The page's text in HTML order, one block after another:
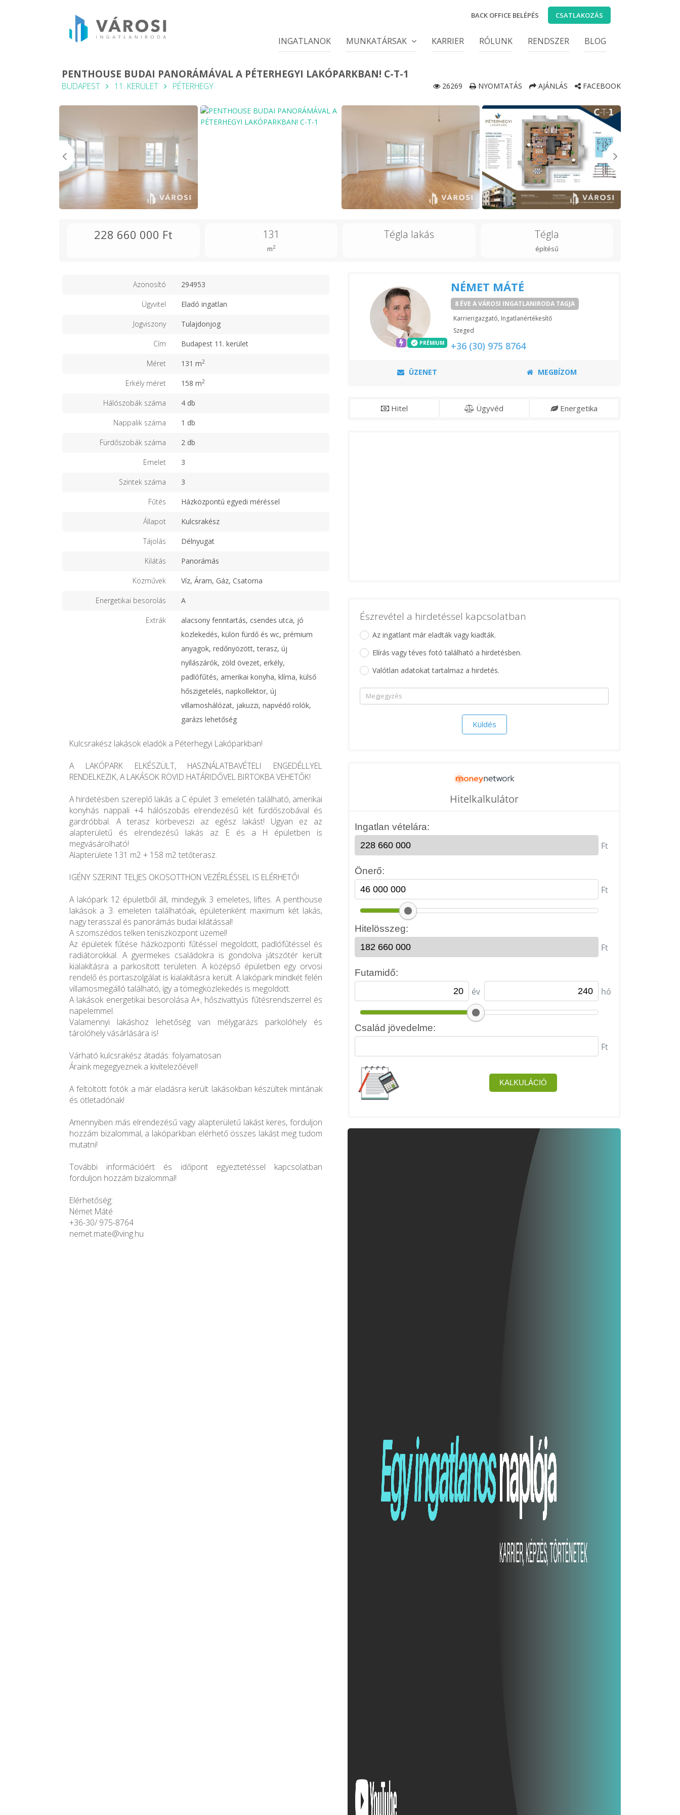
BACK OFFICE BELÉPÉS CSATLAKOZÁS
INGATLANOK MUNKATÁRSAK KARRIER RÓLUNK RENDSZER BLOG
PENTHOUSE BUDAI PANORÁMÁVAL A PÉTERHEGYI LAKÓPARKBAN! C-T-1
BUDAPEST 11. KERÜLET PÉTERHEGY 26269 NYOMTATÁS AJÁNLÁS FACEBOOK
228 660 000 Ft 131
m2
Tégla lakás Tégla
építésű
Azonosító 294953
Ügyvitel Eladó ingatlan
Jogviszony Tulajdonjog
Cím Budapest 11. kerület
Méret 131 m2
Erkély méret 158 m2
Hálószobák száma 4 db
Nappalik száma 1 db
Fürdőszobák száma 2 db
Emelet 3
Szintek száma 3
Fűtés Házközpontú egyedi méréssel
Állapot Kulcsrakész
Tájolás Délnyugat
Kilátás Panorámás
Közművek Víz, Áram, Gáz, Csatorna
Energetikai besorolás A
Extrák
alacsony fenntartás, csendes utca, jó
közlekedés, külön fürdő és wc, prémium
anyagok, redőnyözött, terasz, új
nyílászárók, zöld övezet, erkély,
padlófűtés, amerikai konyha, klíma, külső
hőszigetelés, napkollektor, új
villamoshálózat, jakuzzi, napvédő rolók,
garázs lehetőség
Kulcsrakész lakások eladók a Péterhegyi Lakóparkban!
A LAKÓPARK ELKÉSZÜLT, HASZNÁLATBAVÉTELI ENGEDÉLLYEL
RENDELKEZIK, A LAKÁSOK RÖVID HATÁRIDŐVEL BIRTOKBA VEHETŐK!
A hirdetésben szereplő lakás a C épület 3. emeletén található, amerikai
konyhás nappali +4 hálószobás elrendezésű két fürdőszobával és
gardróbbal. A terasz körbeveszi az egész lakást! Ugyan ez az
alapterületű és elrendezésű lakás az E és a H épületben is
megvásárolható!
Alapterülete 131 m2 + 158 m2 tetőterasz.
IGÉNY SZERINT TELJES OKOSOTTHON VEZÉRLÉSSEL IS ELÉRHETŐ!
A lakópark 12 épületből áll, mindegyik 3 emeletes, liftes. A penthouse
lakások a 3. emeleten találhatóak, épületenként maximum két lakás,
nagy terasszal és panorámás budai kilátással!
A szomszédos telken teniszközpont üzemel!
Az épületek fűtése házközponti fűtéssel megoldott, padlófűtéssel és
radiátorokkal. A gyermekes családokra is gondolva játszótér került
kialakításra a parkosított területen. A középső épületben egy orvosi
rendelő és portaszolgálat is kialakításra került. A lakópark mindkét felén
villamosmegálló található, így a tömegközlekedés is megoldott.
A lakások energetikai besorolása A+, hőszivattyús fűtésrendszerrel és
napelemmel.
Valamennyi lakáshoz lehetőség van mélygarázs parkolóhely és
tárolóhely vásárlására is!
Várható kulcsrakész átadás: folyamatosan
Áraink megegyeznek a kivitelezőével!
A feltöltött fotók a már eladásra került lakásokban készültek mintának
és ötletadónak!
Amennyiben más elrendezésű vagy alapterületű lakást keres, forduljon
hozzám bizalommal, a lakóparkban elérhető összes lakást meg tudom
mutatni!
További információért és időpont egyeztetéssel kapcsolatban
forduljon hozzám bizalommal!
Elérhetőség:
Német Máté
+36-30/ 975-8764
nemet.mate@ving.hu
PRÉMIUM
NÉMET MÁTÉ
8 ÉVE A VÁROSI INGATLANIRODA TAGJA
Karrierigazgató, Ingatlanértékesítő
Szeged
+36 (30) 975 8764
ÜZENET MEGBÍZOM
Hitel Ügyvéd Energetika
Észrevétel a hirdetéssel kapcsolatban
Az ingatlant már eladták vagy kiadták.
Elírás vagy téves fotó található a hirdetésben.
Valótlan adatokat tartalmaz a hirdetés.